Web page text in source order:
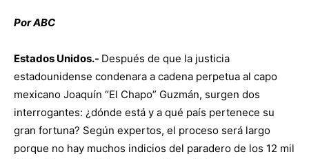
Por ABC
Estados Unidos.- Después de que la justicia
estadounidense condenara a cadena perpetua al capo
mexicano Joaquín “El Chapo” Guzmán, surgen dos
interrogantes: ¿dónde está y a qué país pertenece su
gran fortuna? Según expertos, el proceso será largo
porque no hay muchos indicios del paradero de los 12 mil